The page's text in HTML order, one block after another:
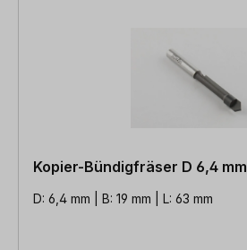
Kopier-Bündigfräser D 6,4 mm
D: 6,4 mm | B: 19 mm | L: 63 mm